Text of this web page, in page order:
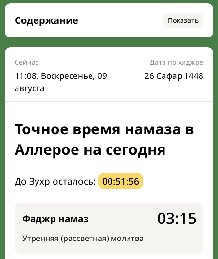
Содержание Показать
Время намаза на сегодня
Расписание на месяц
Время Сухура и Ифтара на сегодня
Календарь рамадана
Мечети и молельные комнаты
Направление киблы
Сейчас
11:08, Воскресенье, 09
августа
Дата по хиджре
26 Сафар 1448
Точное время намаза в
Аллерое на сегодня
До Зухр осталось: 00:51:55
Фаджр намаз
Утренняя (рассветная) молитва
03:15